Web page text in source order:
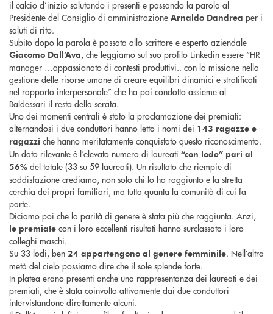
il calcio d’inizio salutando i presenti e passando la parola al
Presidente del Consiglio di amministrazione Arnaldo Dandrea per i
saluti di rito.
Subito dopo la parola è passata allo scrittore e esperto aziendale
Giacomo Dall’Ava, che leggiamo sul suo profilo Linkedin essere “HR
manager …appassionato di contesti produttivi.. con la missione nella
gestione delle risorse umane di creare equilibri dinamici e stratificati
nel rapporto interpersonale” che ha poi condotto assieme al
Baldessari il resto della serata.
Uno dei momenti centrali è stato la proclamazione dei premiati:
alternandosi i due conduttori hanno letto i nomi dei 143 ragazze e
ragazzi che hanno meritatamente conquistato questo riconoscimento.
Un dato rilevante è l’elevato numero di laureati “con lode” pari al
56% del totale (33 su 59 laureati). Un risultato che riempie di
soddisfazione crediamo, non solo chi lo ha raggiunto e la stretta
cerchia dei propri familiari, ma tutta quanta la comunità di cui fa
parte.
Diciamo poi che la parità di genere è stata più che raggiunta. Anzi,
le premiate con i loro eccellenti risultati hanno surclassato i loro
colleghi maschi.
Su 33 lodi, ben 24 appartengono al genere femminile. Nell’altra
metà del cielo possiamo dire che il sole splende forte.
In platea erano presenti anche una rappresentanza dei laureati e dei
premiati, che è stata coinvolta attivamente dai due conduttori
intervistandone direttamente alcuni.